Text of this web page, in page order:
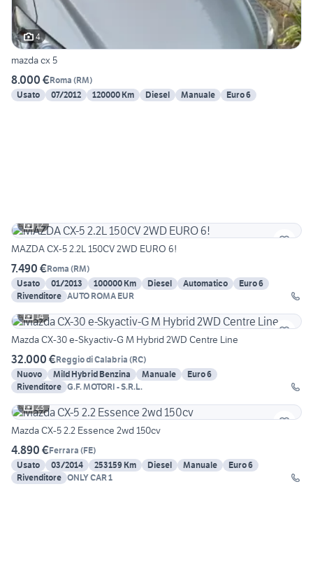
4
mazda cx 5
8.000 €Roma (RM)
Usato
07/2012 120000 Km Diesel Manuale Euro 6
12
MAZDA CX-5 2.2L 150CV 2WD EURO 6!
7.490 €Roma (RM)
Usato
01/2013 100000 Km Diesel Automatico
Euro 6
Rivenditore AUTO ROMA EUR
14
Mazda CX-30 e-Skyactiv-G M Hybrid 2WD Centre Line
32.000 €Reggio di Calabria (RC)
Nuovo
Mild Hybrid Benzina Manuale
Euro 6
Rivenditore G.F. MOTORI - S.R.L.
23
Mazda CX-5 2.2 Essence 2wd 150cv
4.890 €Ferrara (FE)
Usato
03/2014 253159 Km Diesel Manuale
Euro 6
Rivenditore ONLY CAR 1